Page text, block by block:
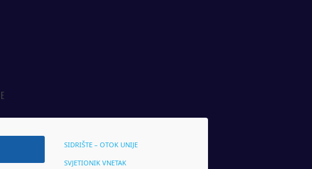
SIDRIŠTE – OTOK UNIJE
SVJETIONIK VNETAK